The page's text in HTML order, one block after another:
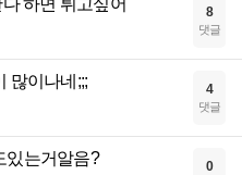
8
댓글
많이나네;;; 4
댓글
있는거알음? 0